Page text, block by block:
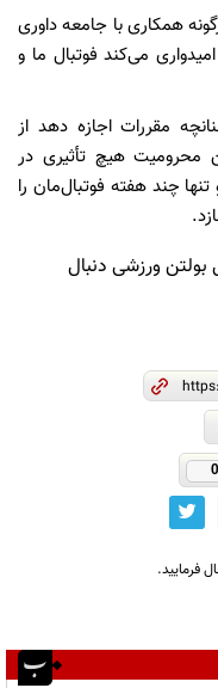
همکاری با جامعه داوری
می‌کند فوتبال ما و
مقررات اجازه دهد از
محرومیت هیچ تأثیری در
چند هفته فوتبال‌مان را
بولتن ورزشی دنبال
0
فرمایید.